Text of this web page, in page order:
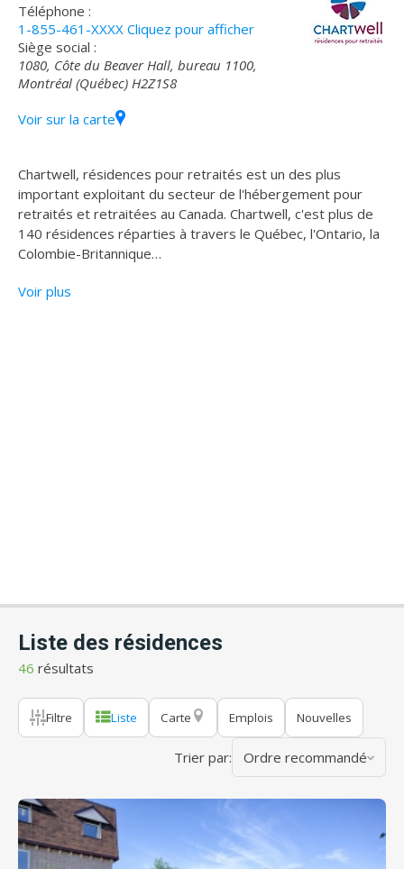
Téléphone :
1-855-461-XXXX Cliquez pour afficher
Siège social :
1080, Côte du Beaver Hall, bureau 1100,
Montréal (Québec) H2Z1S8
Voir sur la carte
Chartwell, résidences pour retraités est un des plus
important exploitant du secteur de l'hébergement pour
retraités et retraitées au Canada. Chartwell, c'est plus de
140 résidences réparties à travers le Québec, l'Ontario, la
Colombie-Britannique…
Voir plus
Liste des résidences
46 résultats
Filtre Liste Carte Emplois Nouvelles
Trier par: Ordre recommandé